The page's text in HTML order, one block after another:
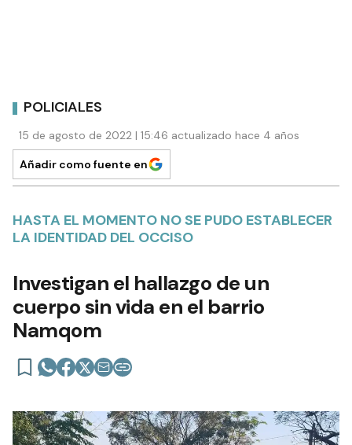
POLICIALES
15 de agosto de 2022 | 15:46 actualizado hace 4 años
Añadir como fuente en
HASTA EL MOMENTO NO SE PUDO ESTABLECER
LA IDENTIDAD DEL OCCISO
Investigan el hallazgo de un
cuerpo sin vida en el barrio
Namqom